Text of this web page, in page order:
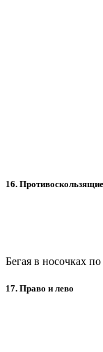
16.
Бегая в носочках
17. Право и лево